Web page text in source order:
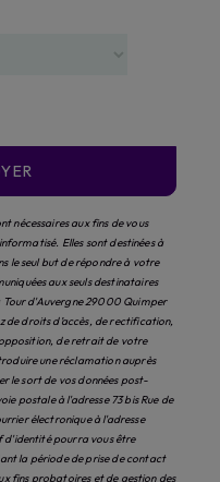
nécessaires aux fins de vous
Elles sont destinées à
le seul but de répondre à votre
aux seuls destinataires
Tour d'Auvergne 29000 Quimper
de droits d’accès, de rectification,
de retrait de votre
une réclamation auprès
le sort de vos données post-
postale à l'adresse 73 bis Rue de
électronique à l'adresse
d'identité pourra vous être
la période de prise de contact
fins probatoires et de gestion des